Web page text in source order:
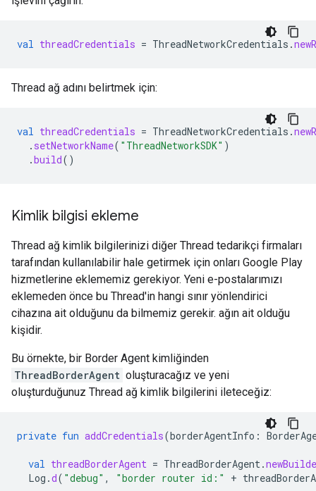
val threadCredentials = ThreadNetworkCredentials .
Thread ağ adını belirtmek için:
val threadCredentials = ThreadNetworkCredentials .
. setNetworkName( "ThreadNetworkSDK" )
.build()
Kimlik bilgisi ekleme
Thread ağ kimlik bilgilerinizi diğer Thread tedarikçi firmaları
tarafından kullanılabilir hale getirmek için onları Google Play
hizmetlerine eklememiz gerekiyor. Yeni e-postalarımızı
eklemeden önce bu Thread'in hangi sınır yönlendirici
cihazına ait olduğunu da bilmemiz gerekir. ağın ait olduğu
kişidir.
Bu örnekte, bir Border Agent kimliğinden
ThreadBorderAgent oluşturacağız ve yeni
oluşturduğunuz Thread ağ kimlik bilgilerini ileteceğiz:
private fun addCredentials(borderAgentInfo :
val threadBorderAgent = ThreadBorderAgent.
Log .d( "debug" , "border router id:" +